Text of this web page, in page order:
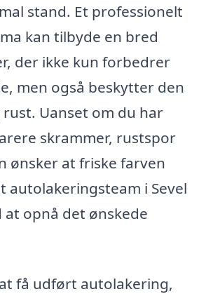
stand. Et professionelt
kan tilbyde en bred
der ikke kun forbedrer
men også beskytter den
Uanset om du har
skrammer, rustspor
ønsker at friske farven
autolakeringsteam i Sevel
opnå det ønskede
få udført autolakering,